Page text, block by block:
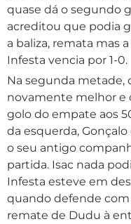
quase dá o segundo
acreditou que podia
a baliza, remata mas
Infesta vencia por 1-0.
Na segunda metade,
novamente melhor e
golo do empate aos
da esquerda,
o seu antigo
partida. Isac nada
Infesta esteve em
quando defende
remate de Dudu à